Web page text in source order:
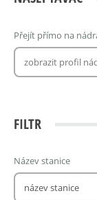
Přejít přímo na
FILTR
Název stanice